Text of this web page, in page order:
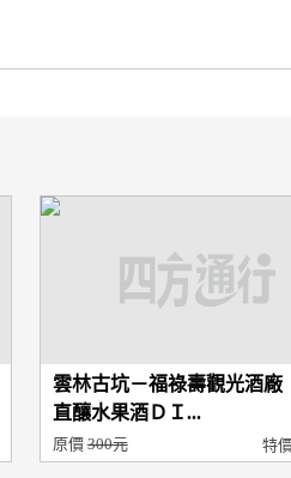
雲林古坑－福祿壽觀光酒廠
直釀水果酒ＤＩ...
原價300元 特